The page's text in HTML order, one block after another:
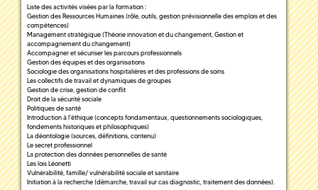
Liste des activités visées par la formation :
Gestion des Ressources Humaines (rôle, outils, gestion prévisionnelle des emplois et des
compétences)
Management stratégique (Théorie innovation et du changement, Gestion et
accompagnement du changement)
Accompagner et sécuriser les parcours professionnels
Gestion des équipes et des organisations
Sociologie des organisations hospitalières et des professions de soins
Les collectifs de travail et dynamiques de groupes
Gestion de crise, gestion de conflit
Droit de la sécurité sociale
Politiques de santé
Introduction à l'éthique (concepts fondamentaux, questionnements sociologiques,
fondements historiques et philosophiques)
La déontologie (sources, définitions, contenu)
Le secret professionnel
La protection des données personnelles de santé
Les lois Léonetti
Vulnérabilité, famille/ vulnérabilité sociale et sanitaire
Initiation à la recherche (démarche, travail sur cas diagnostic, traitement des données).